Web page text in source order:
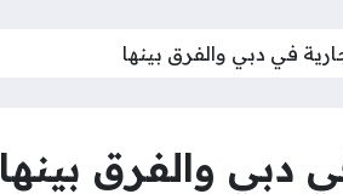
في دبي والفرق بينها
دبي والفرق بينها